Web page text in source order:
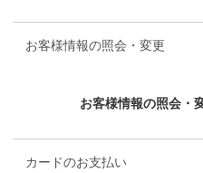
お客様情報の照会・変更
カードのお支払い